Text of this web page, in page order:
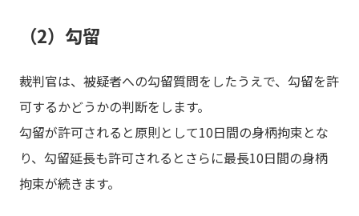
（2）勾留
裁判官は、被疑者への勾留質問をしたうえで、勾留を許
可するかどうかの判断をします。
勾留が許可されると原則として10日間の身柄拘束とな
り、勾留延長も許可されるとさらに最長10日間の身柄
拘束が続きます。